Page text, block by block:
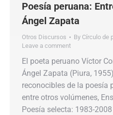
Poesía peruana:
Ángel Zapata
Otros Discursos By Círculo de
Leave a comment
El poeta peruano Víctor
Ángel Zapata (Piura,
reconocibles de la poesía
entre otros volúmenes,
Poesía selecta: 1983-